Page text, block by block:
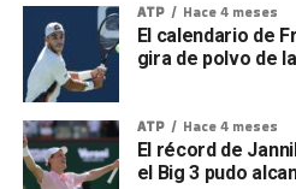
ATP Hace 4 meses
El calendario de
gira de polvo de
ATP Hace 4 meses
El récord de
el Big 3 pudo